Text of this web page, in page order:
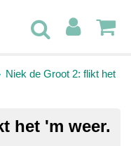
Niek de Groot 2: flikt het
het 'm weer.